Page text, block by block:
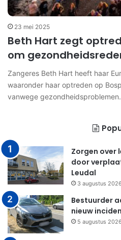
23 mei 2025
Beth Hart zegt
om
Zangeres Beth Hart heeft haar
waaronder haar optreden op
vanwege
Zorgen over
door
Leudal
3 augustus 2026
Bestuurder
nieuw
5 augustus 2026